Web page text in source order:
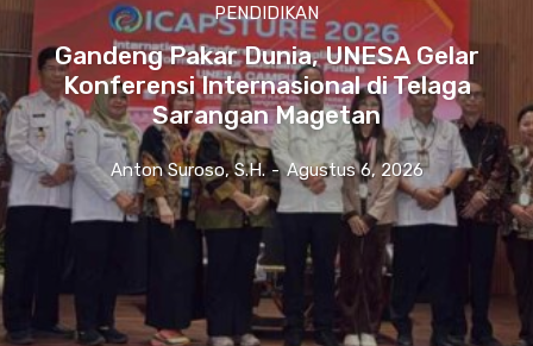
PENDIDIKAN
Gandeng Pakar Dunia, UNESA Gelar
Konferensi Internasional di Telaga
Sarangan Magetan
Anton Suroso, S.H. - Agustus 6, 2026